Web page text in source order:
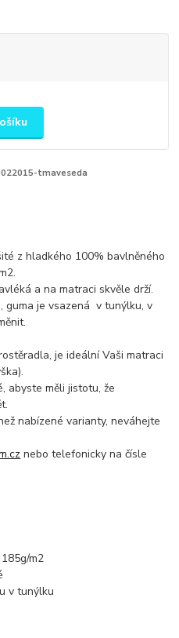
tmaveseda
z hladkého 100% bavlněného
a na matraci skvěle drží.
guma je vsazená v tunýlku, v
je ideální Vaši matraci
abyste měli jistotu, že
nabízené varianty, neváhejte
nebo telefonicky na čísle
m2
v tunýlku